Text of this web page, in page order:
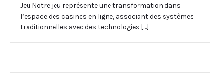
Jeu Notre jeu représente une transformation dans
l’espace des casinos en ligne, associant des systèmes
traditionnelles avec des technologies […]